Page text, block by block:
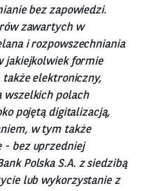
bez zapowiedzi.
zawartych w
i rozpowszechniania
jakiejkolwiek formie
także elektroniczny,
wszelkich polach
pojętą digitalizacją,
w tym także
- bez uprzedniej
Polska S.A. z siedzibą
lub wykorzystanie z